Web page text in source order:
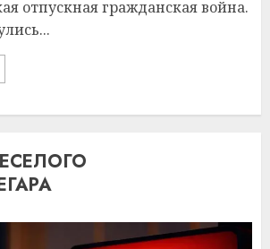
отпускная гражданская война.